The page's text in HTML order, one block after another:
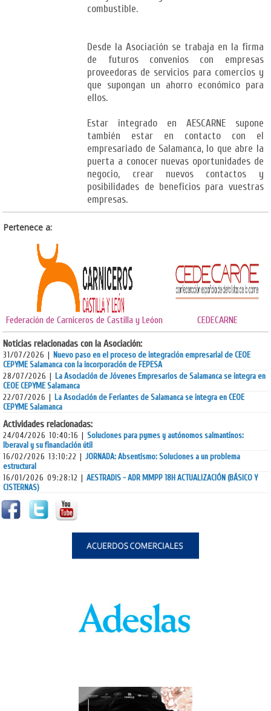
combustible.
Desde la Asociación se trabaja en la firma
de futuros convenios con empresas
proveedoras de servicios para comercios y
que supongan un ahorro económico para
ellos.
Estar integrado en AESCARNE supone
también estar en contacto con el
empresariado de Salamanca, lo que abre la
puerta a conocer nuevas oportunidades de
negocio, crear nuevos contactos y
posibilidades de beneficios para vuestras
empresas.
Pertenece a:
Federación de Carniceros de Castilla y Leóon CEDECARNE
Noticias relacionadas con la Asociación:
31/07/2026 | Nuevo paso en el proceso de integración empresarial de CEOE
CEPYME Salamanca con la incorporación de FEPESA
28/07/2026 | La Asociación de Jóvenes Empresarios de Salamanca se integra en
CEOE CEPYME Salamanca
22/07/2026 | La Asociación de Feriantes de Salamanca se integra en CEOE
CEPYME Salamanca
Actividades relacionadas:
24/04/2026 10:40:16 | Soluciones para pymes y autónomos salmantinos:
Iberaval y su financiación útil
16/02/2026 13:10:22 | JORNADA: Absentismo: Soluciones a un problema
estructural
16/01/2026 09:28:12 | AESTRADIS - ADR MMPP 18H ACTUALIZACIÓN (BÁSICO Y
CISTERNAS)